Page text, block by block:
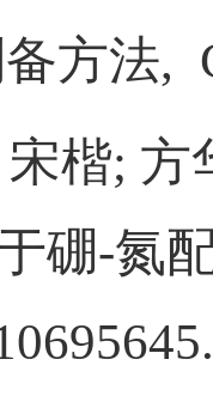
方法,
宋楷; 方
硼-氮